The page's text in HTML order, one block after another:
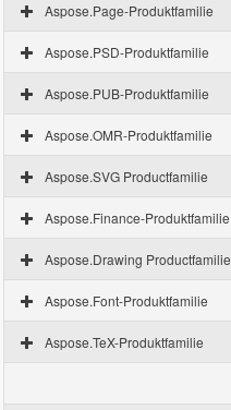
Aspose.Page-Produktfamilie
Aspose.PSD-Produktfamilie
Aspose.PUB-Produktfamilie
Aspose.OMR-Produktfamilie
Aspose.SVG Productfamilie
Aspose.Finance-Produktfamilie
Aspose.Drawing Productfamilie
Aspose.Font-Produktfamilie
Aspose.TeX-Produktfamilie